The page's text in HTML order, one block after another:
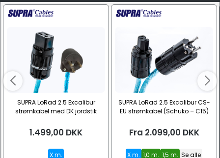
SUPRA LoRad 2.5 Excalibur
strømkabel med DK jordstik
1.499,00 DKK
X m.
SUPRA LoRad 2.5 Excalibur CS-
EU strømkabel (Schuko – C15)
Fra 2.099,00 DKK
X m. 1,0 m. 1,5 m. Se alle